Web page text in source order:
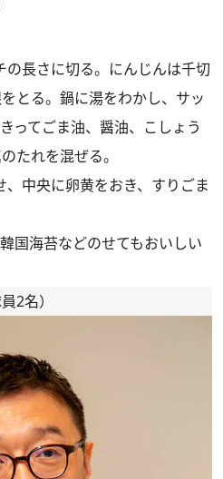
の長さに切る。にんじんは千切
とる。鍋に湯をわかし、サッ
ってごま油、醤油、こしょう
たれを混ぜる。
、中央に卵黄をおき、すりごま
国海苔などのせてもおいしい
2名）